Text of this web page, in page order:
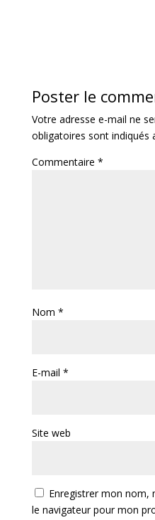
Poster le
Votre adresse e-mail ne
obligatoires sont indiqués
Commentaire *
Nom *
E-mail *
Site web
Enregistrer mon nom,
le navigateur pour mon